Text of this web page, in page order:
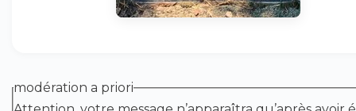
modération a priori